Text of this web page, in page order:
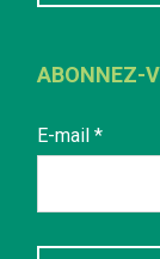
ABONNEZ-
E-mail *